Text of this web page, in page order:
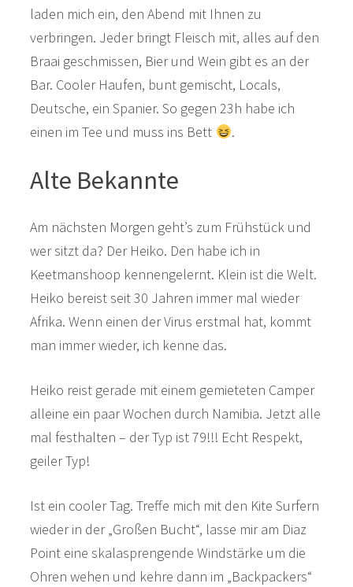
laden mich ein, den Abend mit Ihnen zu
verbringen. Jeder bringt Fleisch mit, alles auf den
Braai geschmissen, Bier und Wein gibt es an der
Bar. Cooler Haufen, bunt gemischt, Locals,
Deutsche, ein Spanier. So gegen 23h habe ich
einen im Tee und muss ins Bett
.
Alte Bekannte
Am nächsten Morgen geht’s zum Frühstück und
wer sitzt da? Der Heiko. Den habe ich in
Keetmanshoop kennengelernt. Klein ist die Welt.
Heiko bereist seit 30 Jahren immer mal wieder
Afrika. Wenn einen der Virus erstmal hat, kommt
man immer wieder, ich kenne das.
Heiko reist gerade mit einem gemieteten Camper
alleine ein paar Wochen durch Namibia. Jetzt alle
mal festhalten – der Typ ist 79!!! Echt Respekt,
geiler Typ!
Ist ein cooler Tag. Treffe mich mit den Kite Surfern
wieder in der „Großen Bucht“, lasse mir am Diaz
Point eine skalasprengende Windstärke um die
Ohren wehen und kehre dann im „Backpackers“